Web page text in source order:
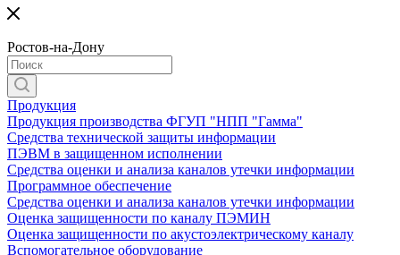
Ростов-на-Дону
Продукция
Продукция производства ФГУП "НПП "Гамма"
Средства технической защиты информации
ПЭВМ в защищенном исполнении
Средства оценки и анализа каналов утечки информации
Программное обеспечение
Средства оценки и анализа каналов утечки информации
Оценка защищенности по каналу ПЭМИН
Оценка защищенности по акустоэлектрическому каналу
Вспомогательное оборудование